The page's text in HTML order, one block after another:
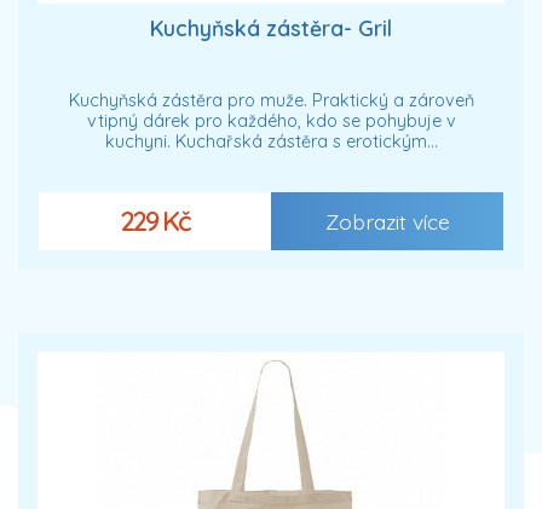
Kuchyňská zástěra- Gril
Kuchyňská zástěra pro muže. Praktický a zároveň
vtipný dárek pro každého, kdo se pohybuje v
kuchyni. Kuchařská zástěra s erotickým…
229 Kč Zobrazit více